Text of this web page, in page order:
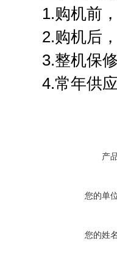
1.购机前
2.购机后
3.整机保
4.常年供
产
您的单
您的姓